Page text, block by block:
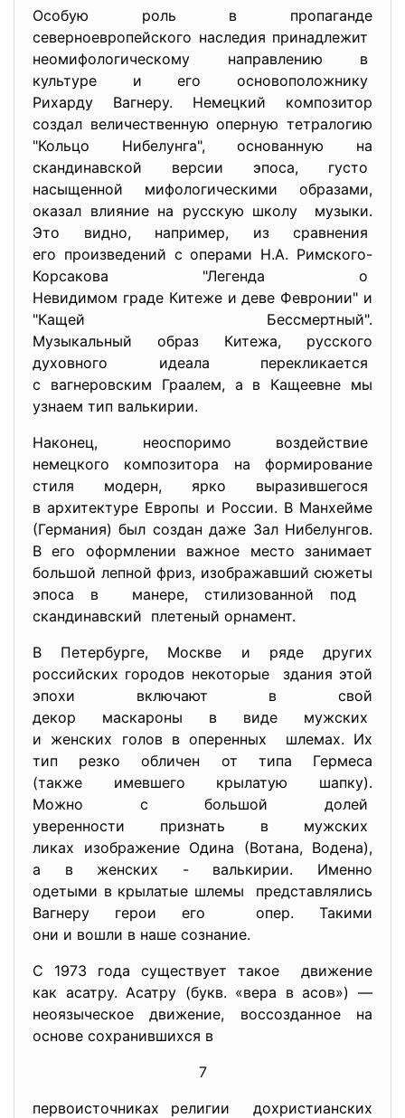
Особую роль в пропаганде
северноевропейского наследия принадлежит
неомифологическому направлению в
культуре и его основоположнику
Рихарду Вагнеру. Немецкий композитор
создал величественную оперную тетралогию
"Кольцо Нибелунга", основанную на
скандинавской версии эпоса, густо
насыщенной мифологическими образами,
оказал влияние на русскую школу музыки.
Это видно, например, из сравнения
его произведений с операми Н.А. Римского-
Корсакова "Легенда о
Невидимом граде Китеже и деве Февронии" и
"Кащей Бессмертный".
Музыкальный образ Китежа, русского
духовного идеала перекликается
с вагнеровским Граалем, а в Кащеевне мы
узнаем тип валькирии.
Наконец, неоспоримо воздействие
немецкого композитора на формирование
стиля модерн, ярко выразившегося
в архитектуре Европы и России. В Манхейме
(Германия) был создан даже Зал Нибелунгов.
В его оформлении важное место занимает
большой лепной фриз, изображавший сюжеты
эпоса в манере, стилизованной под
скандинавский плетеный орнамент.
В Петербурге, Москве и ряде других
российских городов некоторые здания этой
эпохи включают в свой
декор маскароны в виде мужских
и женских голов в оперенных шлемах. Их
тип резко обличен от типа Гермеса
(также имевшего крылатую шапку).
Можно с большой долей
уверенности признать в мужских
ликах изображение Одина (Вотана, Водена),
а в женских - валькирии. Именно
одетыми в крылатые шлемы представлялись
Вагнеру герои его опер. Такими
они и вошли в наше сознание.
С 1973 года существует такое движение
как асатру. Асатру (букв. «вера в асов») —
неоязыческое движение, воссозданное на
основе сохранившихся в
7
первоисточниках религии дохристианских